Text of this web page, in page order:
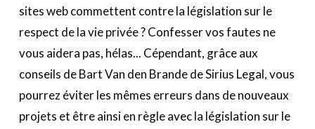
sites web commettent contre la législation sur le
respect de la vie privée ? Confesser vos fautes ne
vous aidera pas, hélas... Cépendant, grâce aux
conseils de Bart Van den Brande de Sirius Legal, vous
pourrez éviter les mêmes erreurs dans de nouveaux
projets et être ainsi en règle avec la législation sur le
Bedrijvenzoeker
Over FeWeb
Lid worden Account
Zoeken